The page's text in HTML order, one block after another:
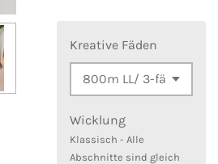
Kreative Fäden
Wicklung
Klassisch - Alle
Abschnitte sind gleich